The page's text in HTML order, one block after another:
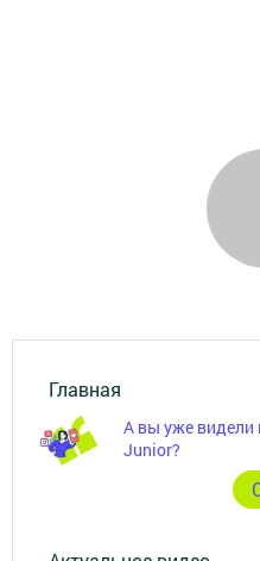
Главная
Фотогалереи
А вы уже видели
Junior?